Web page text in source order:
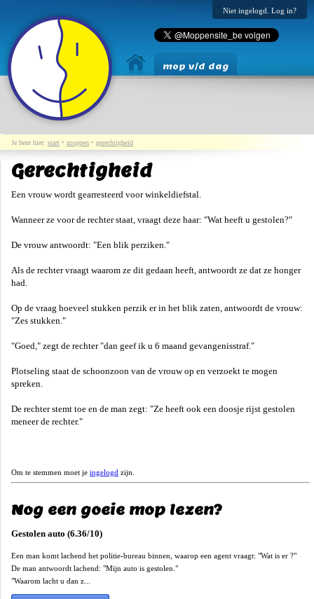
Niet ingelogd. Log in?
mop v/d dag
Je bent hier: start • moppen • gerechtigheid
Gerechtigheid
Een vrouw wordt gearresteerd voor winkeldiefstal.
Wanneer ze voor de rechter staat, vraagt deze haar: "Wat heeft u gestolen?"
De vrouw antwoordt: "Een blik perziken."
Als de rechter vraagt waarom ze dit gedaan heeft, antwoordt ze dat ze honger
had.
Op de vraag hoeveel stukken perzik er in het blik zaten, antwoordt de vrouw:
"Zes stukken."
"Goed," zegt de rechter "dan geef ik u 6 maand gevangenisstraf."
Plotseling staat de schoonzoon van de vrouw op en verzoekt te mogen
spreken.
De rechter stemt toe en de man zegt: "Ze heeft ook een doosje rijst gestolen
meneer de rechter."
Om te stemmen moet je ingelogd zijn.
Nog een goeie mop lezen?
Gestolen auto (6.36/10)
Een man komt lachend het politie-bureau binnen, waarop een agent vraagt: "Wat is er ?"
De man antwoordt lachend: "Mijn auto is gestolen."
"Waarom lacht u dan z...